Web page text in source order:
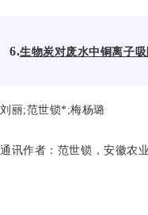
6.生物炭对废水中铜离子
刘丽;范世锁*;梅杨璐
通讯作者 ： 范世锁，安徽农